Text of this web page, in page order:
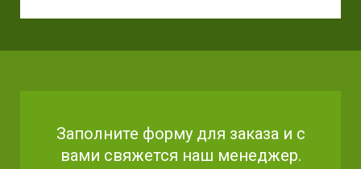
Заполните форму для заказа и с
вами свяжется наш менеджер.